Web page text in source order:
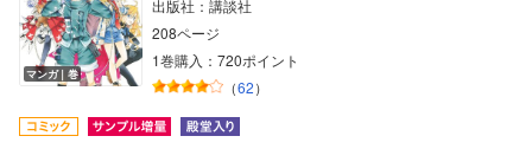
マンガ｜巻
出版社：講談社
208ページ
1巻購入：720ポイント
（62）